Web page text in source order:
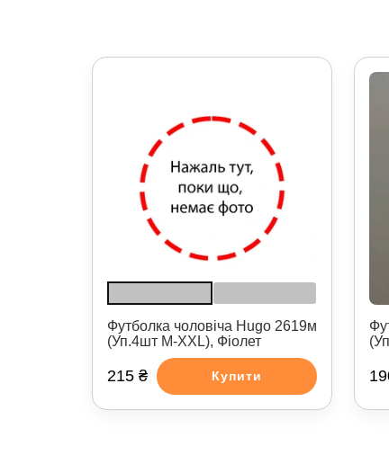
Футболка чоловіча Hugo 2619м
(Уп.4шт M-XXL), Фіолет
215 ₴ Купити